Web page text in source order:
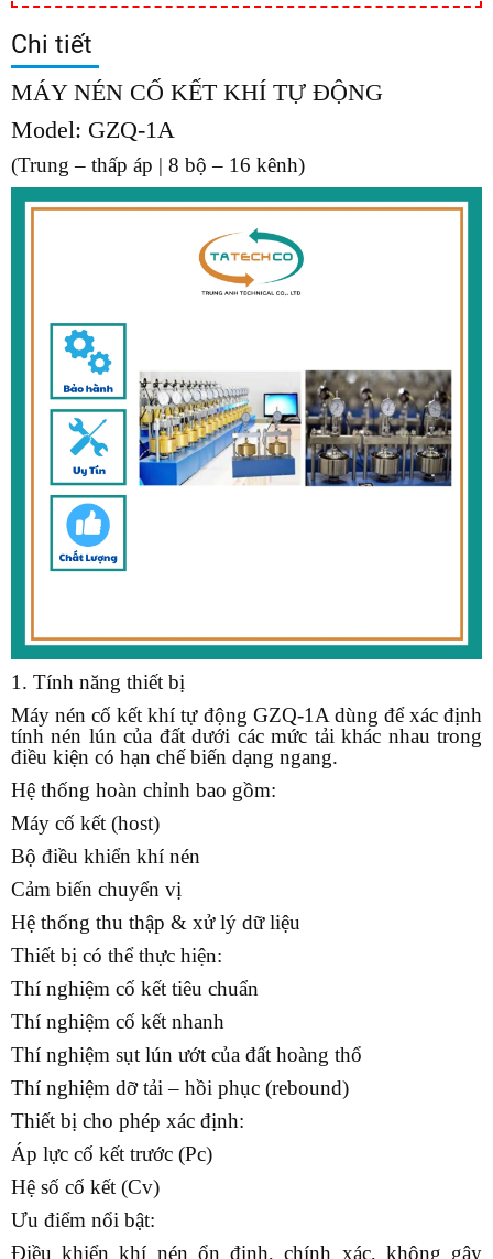
Chi tiết
MÁY NÉN CỐ KẾT KHÍ TỰ ĐỘNG
Model: GZQ-1A
(Trung – thấp áp | 8 bộ – 16 kênh)
1. Tính năng thiết bị
Máy nén cố kết khí tự động GZQ-1A dùng để xác định
tính nén lún của đất dưới các mức tải khác nhau trong
điều kiện có hạn chế biến dạng ngang.
Hệ thống hoàn chỉnh bao gồm:
Máy cố kết (host)
Bộ điều khiển khí nén
Cảm biến chuyển vị
Hệ thống thu thập & xử lý dữ liệu
Thiết bị có thể thực hiện:
Thí nghiệm cố kết tiêu chuẩn
Thí nghiệm cố kết nhanh
Thí nghiệm sụt lún ướt của đất hoàng thổ
Thí nghiệm dỡ tải – hồi phục (rebound)
Thiết bị cho phép xác định:
Áp lực cố kết trước (Pc)
Hệ số cố kết (Cv)
Ưu điểm nổi bật:
Điều khiển khí nén ổn định, chính xác, không gây